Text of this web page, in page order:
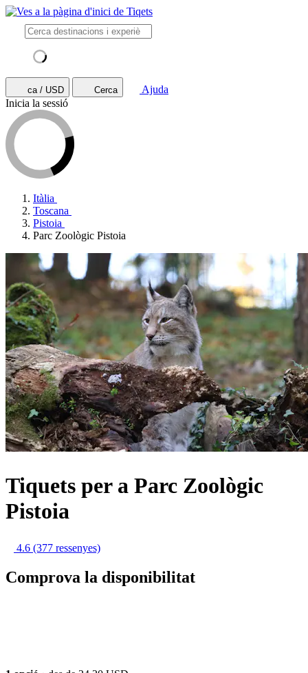
ca / USD Cerca
Ajuda
Inicia la sessió
Itàlia
Toscana
Pistoia
Parc Zoològic Pistoia
Tiquets per a Parc Zoològic
Pistoia
4.6 (377 ressenyes)
Comprova la disponibilitat